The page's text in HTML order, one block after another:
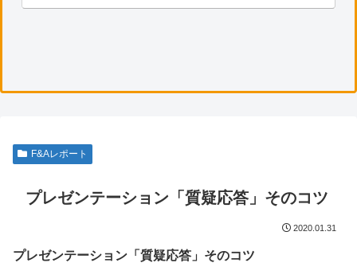
F&Aレポート
プレゼンテーション「質疑応答」そのコツ
2020.01.31
プレゼンテーション「質疑応答」そのコツ